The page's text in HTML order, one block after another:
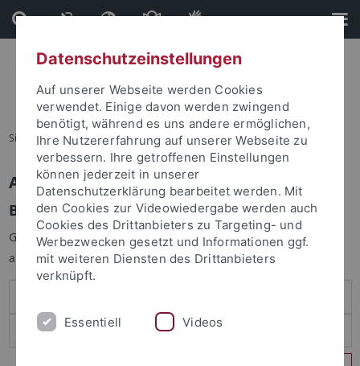
Direkt
zum
Inhalt
Direkt
zur
Fußleiste
Sie sind hier: Startseite
Anmelden
Benutzeranmeldung
Geben Sie Ihren Benutzernamen und Ihr Passwort an um sich
anzumelden:
Datenschutzeinstellungen
Auf unserer Webseite werden Cookies
verwendet. Einige davon werden zwingend
benötigt, während es uns andere ermöglichen,
Ihre Nutzererfahrung auf unserer Webseite zu
verbessern. Ihre getroffenen Einstellungen
können jederzeit in unserer
Datenschutzerklärung bearbeitet werden. Mit
den Cookies zur Videowiedergabe werden auch
Cookies des Drittanbieters zu Targeting- und
Werbezwecken gesetzt und Informationen ggf.
mit weiteren Diensten des Drittanbieters
verknüpft.
Essentiell Videos